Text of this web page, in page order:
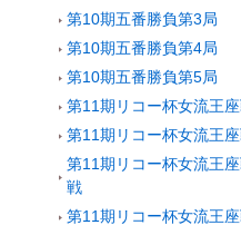
第10期五番勝負第3局
第10期五番勝負第4局
第10期五番勝負第5局
第11期リコー杯女流王
第11期リコー杯女流王
第11期リコー杯女流王
戦
第11期リコー杯女流王